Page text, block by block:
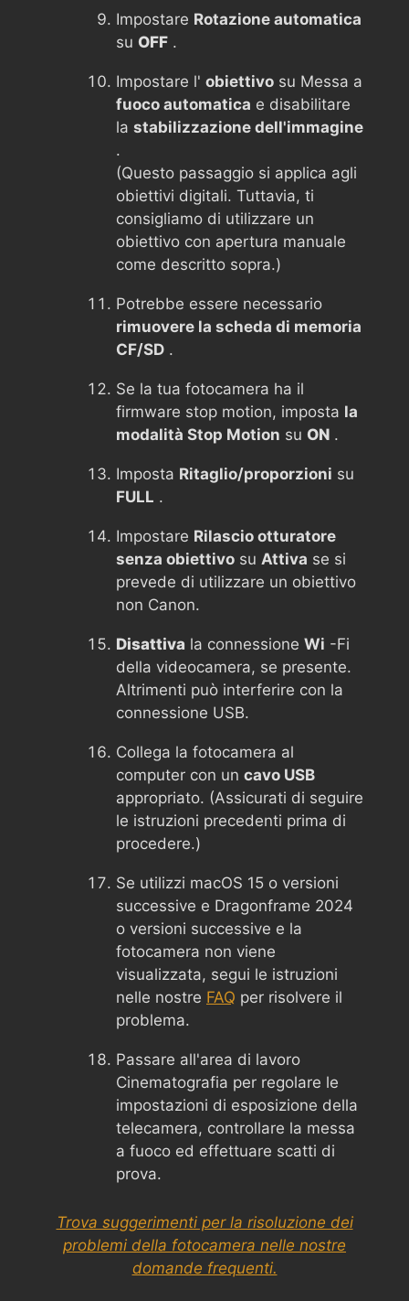
Impostare Rotazione automatica
su OFF .
Impostare l' obiettivo su Messa a
fuoco automatica e disabilitare
la stabilizzazione dell'immagine
.
(Questo passaggio si applica agli
obiettivi digitali. Tuttavia, ti
consigliamo di utilizzare un
obiettivo con apertura manuale
come descritto sopra.)
Potrebbe essere necessario
rimuovere la scheda di memoria
CF/SD .
Se la tua fotocamera ha il
firmware stop motion, imposta la
modalità Stop Motion su ON .
Imposta Ritaglio/proporzioni su
FULL .
Impostare Rilascio otturatore
senza obiettivo su Attiva se si
prevede di utilizzare un obiettivo
non Canon.
Disattiva la connessione Wi -Fi
della videocamera, se presente.
Altrimenti può interferire con la
connessione USB.
Collega la fotocamera al
computer con un cavo USB
appropriato. (Assicurati di seguire
le istruzioni precedenti prima di
procedere.)
Se utilizzi macOS 15 o versioni
successive e Dragonframe 2024
o versioni successive e la
fotocamera non viene
visualizzata, segui le istruzioni
nelle nostre FAQ per risolvere il
problema.
Passare all'area di lavoro
Cinematografia per regolare le
impostazioni di esposizione della
telecamera, controllare la messa
a fuoco ed effettuare scatti di
prova.
Trova suggerimenti per la risoluzione dei
problemi della fotocamera nelle nostre
domande frequenti.